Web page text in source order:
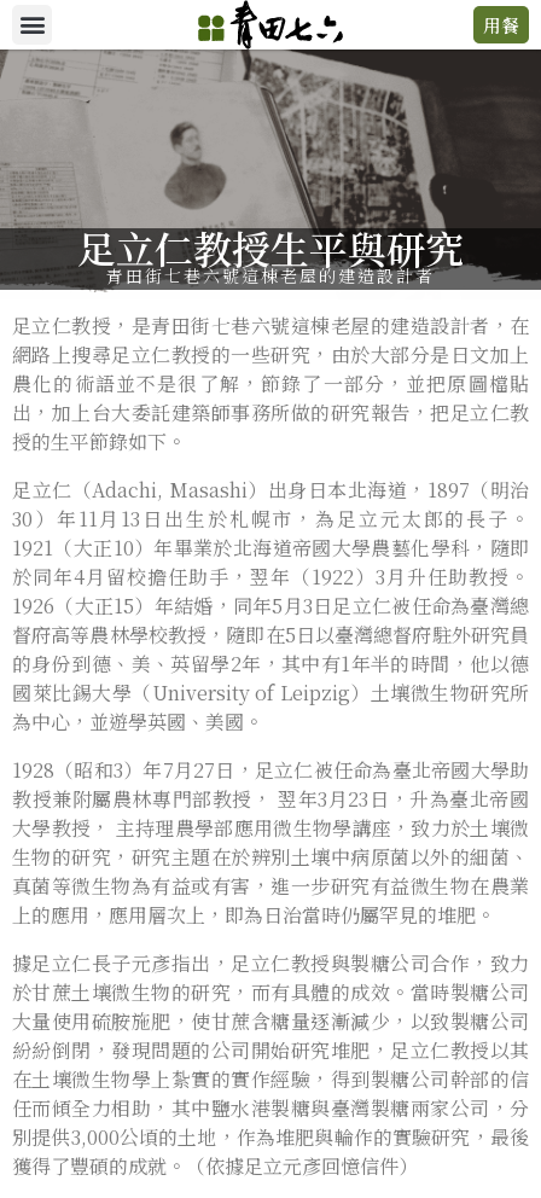
用餐
足立仁教授生平與研究
青田街七巷六號這棟老屋的建造設計者
足立仁教授，是青田街七巷六號這棟老屋的建造設計者，在
網路上搜尋足立仁教授的一些研究，由於大部分是日文加上
農化的術語並不是很了解，節錄了一部分，並把原圖檔貼
出，加上台大委託建築師事務所做的研究報告，把足立仁教
授的生平節錄如下。
足立仁（Adachi, Masashi）出身日本北海道，1897（明治
30）年11月13日出生於札幌市，為足立元太郎的長子。
1921（大正10）年畢業於北海道帝國大學農藝化學科，隨即
於同年4月留校擔任助手，翌年（1922）3月升任助教授。
1926（大正15）年結婚，同年5月3日足立仁被任命為臺灣總
督府高等農林學校教授，隨即在5日以臺灣總督府駐外研究員
的身份到德、美、英留學2年，其中有1年半的時間，他以德
國萊比錫大學（University of Leipzig）土壤微生物研究所
為中心，並遊學英國、美國。
1928（昭和3）年7月27日，足立仁被任命為臺北帝國大學助
教授兼附屬農林專門部教授， 翌年3月23日，升為臺北帝國
大學教授， 主持理農學部應用微生物學講座，致力於土壤微
生物的研究，研究主題在於辨別土壤中病原菌以外的細菌、
真菌等微生物為有益或有害，進一步研究有益微生物在農業
上的應用，應用層次上，即為日治當時仍屬罕見的堆肥。
據足立仁長子元彥指出，足立仁教授與製糖公司合作，致力
於甘蔗土壤微生物的研究，而有具體的成效。當時製糖公司
大量使用硫胺施肥，使甘蔗含糖量逐漸減少，以致製糖公司
紛紛倒閉，發現問題的公司開始研究堆肥，足立仁教授以其
在土壤微生物學上紮實的實作經驗，得到製糖公司幹部的信
任而傾全力相助，其中鹽水港製糖與臺灣製糖兩家公司，分
別提供3,000公頃的土地，作為堆肥與輪作的實驗研究，最後
獲得了豐碩的成就。（依據足立元彥回憶信件）